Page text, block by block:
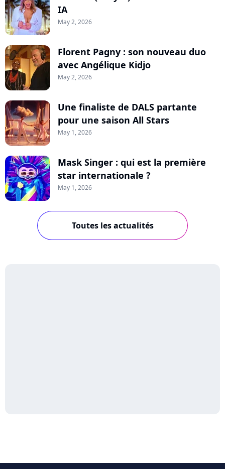
IA
May 2, 2026
Florent Pagny : son nouveau duo
avec Angélique Kidjo
May 2, 2026
Une finaliste de DALS partante
pour une saison All Stars
May 1, 2026
Mask Singer : qui est la première
star internationale ?
May 1, 2026
Toutes les actualités